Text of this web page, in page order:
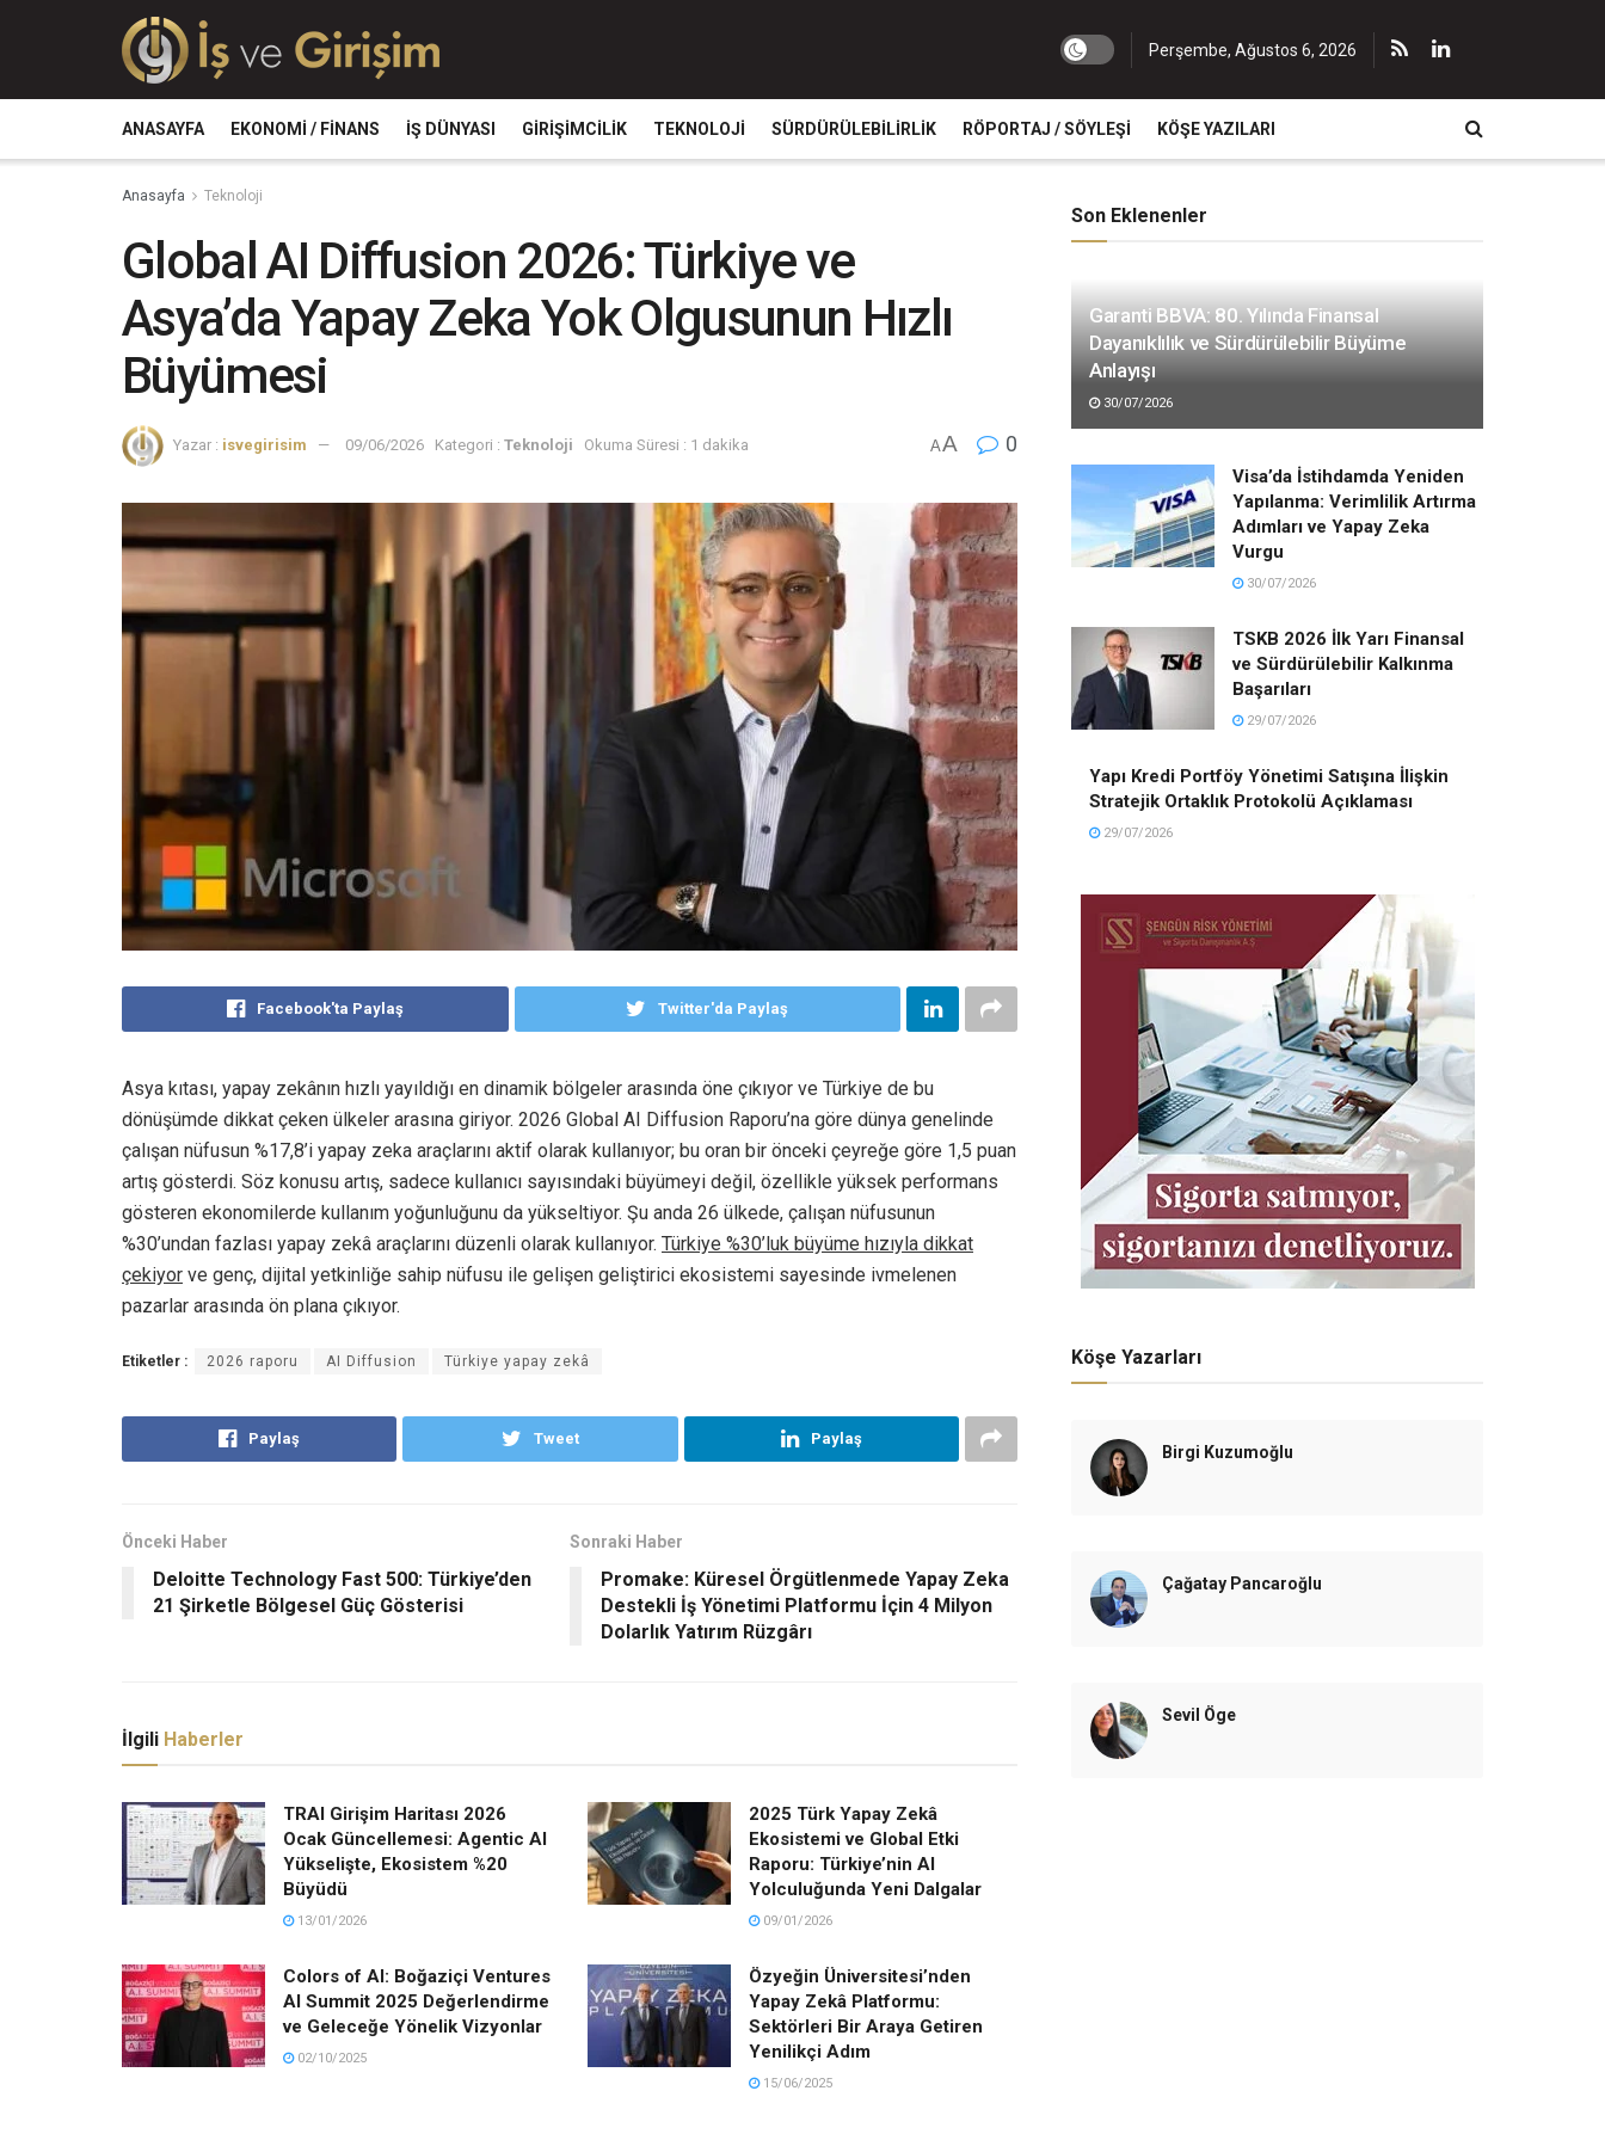
Perşembe, Ağustos 6, 2026
ANASAYFA EKONOMI / FINANS İŞ DÜNYASI GIRIŞIMCILIK TEKNOLOJI SÜRDÜRÜLEBILIRLIK RÖPORTAJ / SÖYLEŞI KÖŞE YAZILARI
Anasayfa Teknoloji
Global AI Diffusion 2026: Türkiye ve
Asya’da Yapay Zeka Yok Olgusunun Hızlı
Büyümesi
Yazar : isvegirisim 09/06/2026 Kategori : Teknoloji Okuma Süresi : 1 dakika AA 0
Facebook'ta Paylaş Twitter'da Paylaş
Asya kıtası, yapay zekânın hızlı yayıldığı en dinamik bölgeler arasında öne çıkıyor ve Türkiye de bu
dönüşümde dikkat çeken ülkeler arasına giriyor. 2026 Global AI Diffusion Raporu’na göre dünya genelinde
çalışan nüfusun %17,8’i yapay zeka araçlarını aktif olarak kullanıyor; bu oran bir önceki çeyreğe göre 1,5 puan
artış gösterdi. Söz konusu artış, sadece kullanıcı sayısındaki büyümeyi değil, özellikle yüksek performans
gösteren ekonomilerde kullanım yoğunluğunu da yükseltiyor. Şu anda 26 ülkede, çalışan nüfusunun
%30’undan fazlası yapay zekâ araçlarını düzenli olarak kullanıyor. Türkiye %30’luk büyüme hızıyla dikkat
çekiyor ve genç, dijital yetkinliğe sahip nüfusu ile gelişen geliştirici ekosistemi sayesinde ivmelenen
pazarlar arasında ön plana çıkıyor.
Etiketler : 2026 raporu AI Diffusion Türkiye yapay zekâ
Paylaş Tweet Paylaş
Önceki Haber
Deloitte Technology Fast 500: Türkiye’den
21 Şirketle Bölgesel Güç Gösterisi
Sonraki Haber
Promake: Küresel Örgütlenmede Yapay Zeka
Destekli İş Yönetimi Platformu İçin 4 Milyon
Dolarlık Yatırım Rüzgârı
İlgili Haberler
TRAI Girişim Haritası 2026
Ocak Güncellemesi: Agentic AI
Yükselişte, Ekosistem %20
Büyüdü
13/01/2026
2025 Türk Yapay Zekâ
Ekosistemi ve Global Etki
Raporu: Türkiye’nin AI
Yolculuğunda Yeni Dalgalar
09/01/2026
Colors of AI: Boğaziçi Ventures
AI Summit 2025 Değerlendirme
ve Geleceğe Yönelik Vizyonlar
02/10/2025
Özyeğin Üniversitesi’nden
Yapay Zekâ Platformu:
Sektörleri Bir Araya Getiren
Yenilikçi Adım
15/06/2025
Son Eklenenler
Garanti BBVA: 80. Yılında Finansal
Dayanıklılık ve Sürdürülebilir Büyüme
Anlayışı
30/07/2026
Visa’da İstihdamda Yeniden
Yapılanma: Verimlilik Artırma
Adımları ve Yapay Zeka
Vurgu
30/07/2026
TSKB 2026 İlk Yarı Finansal
ve Sürdürülebilir Kalkınma
Başarıları
29/07/2026
Yapı Kredi Portföy Yönetimi Satışına İlişkin
Stratejik Ortaklık Protokolü Açıklaması
29/07/2026
Köşe Yazarları
Birgi Kuzumoğlu
Çağatay Pancaroğlu
Sevil Öge